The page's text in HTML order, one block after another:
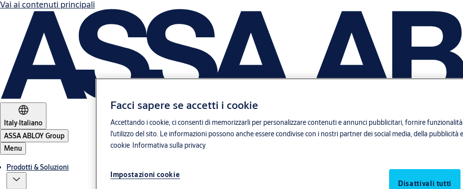
Vai ai contenuti principali
Italy·Italiano
ASSA ABLOY Group
Menu
Prodotti & Soluzioni
Facci sapere se accetti i cookie
Accettando i cookie, ci consenti di memorizzarli per personalizzare contenuti e annunci pubblicitari, fornire funzionalità
l'utilizzo del sito. Le informazioni possono anche essere condivise con i nostri partner dei social media, della pubblicità
cookie Informativa sulla privacy
Impostazioni cookie
Disattivali tutti